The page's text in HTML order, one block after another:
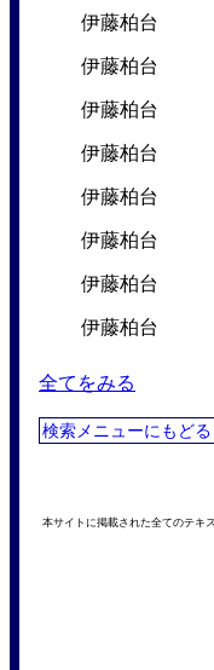
伊藤柏台
伊藤柏台
伊藤柏台
伊藤柏台
伊藤柏台
伊藤柏台
伊藤柏台
伊藤柏台
全てをみる
検索メニューにもどる
本サイトに掲載された全てのテキ